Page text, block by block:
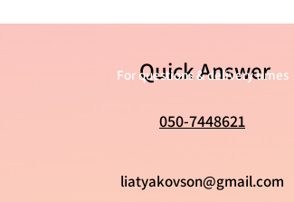
Quick Answer
For questions & delivery times
050-7448621
liatyakovson@gmail.com